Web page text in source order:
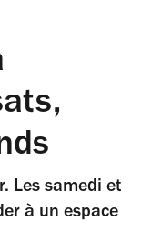
Les samedi et
à un espace